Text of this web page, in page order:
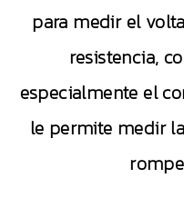
para medir el
resistencia,
especialmente el
le permite medir